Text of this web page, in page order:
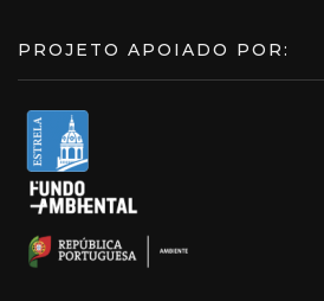
PROJETO APOIADO POR: